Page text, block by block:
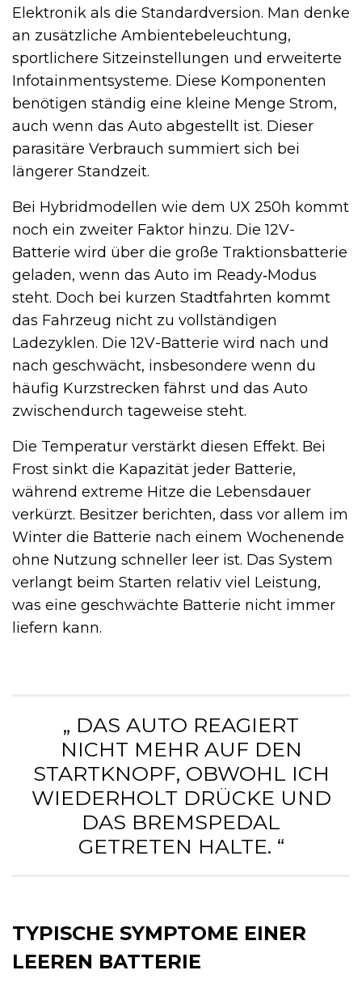
Elektronik als die Standardversion. Man denke
an zusätzliche Ambientebeleuchtung,
sportlichere Sitzeinstellungen und erweiterte
Infotainmentsysteme. Diese Komponenten
benötigen ständig eine kleine Menge Strom,
auch wenn das Auto abgestellt ist. Dieser
parasitäre Verbrauch summiert sich bei
längerer Standzeit.
Bei Hybridmodellen wie dem UX 250h kommt
noch ein zweiter Faktor hinzu. Die 12V-
Batterie wird über die große Traktionsbatterie
geladen, wenn das Auto im Ready‑Modus
steht. Doch bei kurzen Stadtfahrten kommt
das Fahrzeug nicht zu vollständigen
Ladezyklen. Die 12V-Batterie wird nach und
nach geschwächt, insbesondere wenn du
häufig Kurzstrecken fährst und das Auto
zwischendurch tageweise steht.
Die Temperatur verstärkt diesen Effekt. Bei
Frost sinkt die Kapazität jeder Batterie,
während extreme Hitze die Lebensdauer
verkürzt. Besitzer berichten, dass vor allem im
Winter die Batterie nach einem Wochenende
ohne Nutzung schneller leer ist. Das System
verlangt beim Starten relativ viel Leistung,
was eine geschwächte Batterie nicht immer
liefern kann.
„ DAS AUTO REAGIERT
NICHT MEHR AUF DEN
STARTKNOPF, OBWOHL ICH
WIEDERHOLT DRÜCKE UND
DAS BREMSPEDAL
GETRETEN HALTE. “
TYPISCHE SYMPTOME EINER
LEEREN BATTERIE